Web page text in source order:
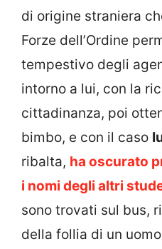
di origine straniera
Forze dell’Ordine
tempestivo degli
intorno a lui, con la
cittadinanza, poi
bimbo, e con il caso
ribalta, ha oscurato
i nomi degli altri
sono trovati sul bus,
della follia di un